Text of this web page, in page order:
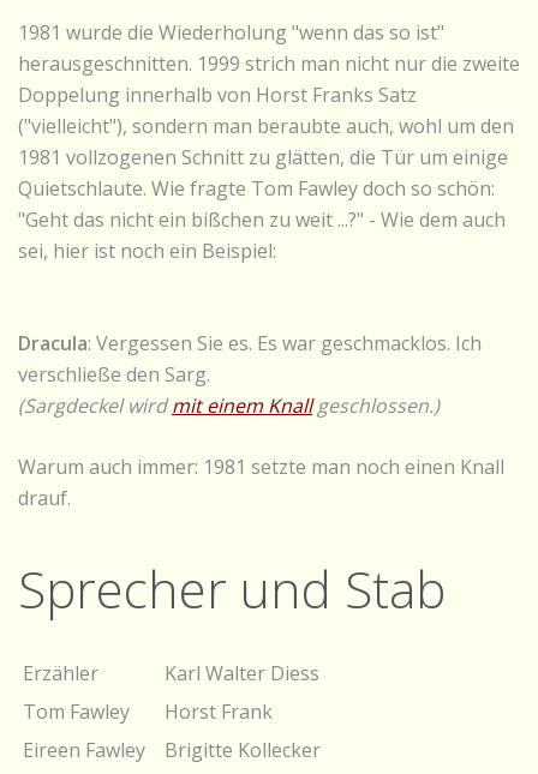
1981 wurde die Wiederholung "wenn das so ist"
herausgeschnitten. 1999 strich man nicht nur die zweite
Doppelung innerhalb von Horst Franks Satz
("vielleicht"), sondern man beraubte auch, wohl um den
1981 vollzogenen Schnitt zu glätten, die Tür um einige
Quietschlaute. Wie fragte Tom Fawley doch so schön:
"Geht das nicht ein bißchen zu weit ...?" - Wie dem auch
sei, hier ist noch ein Beispiel:
Dracula: Vergessen Sie es. Es war geschmacklos. Ich
verschließe den Sarg.
(Sargdeckel wirdmit einem Knallgeschlossen.)
Warum auch immer: 1981 setzte man noch einen Knall
drauf.
Sprecher und Stab
Erzähler
Karl Walter Diess
Tom Fawley
Horst Frank
Eireen Fawley
Brigitte Kollecker